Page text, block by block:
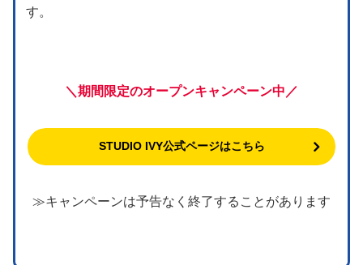
す。
＼期間限定のオープンキャンペーン中／
STUDIO IVY公式ページはこちら
≫キャンペーンは予告なく終了することがあります